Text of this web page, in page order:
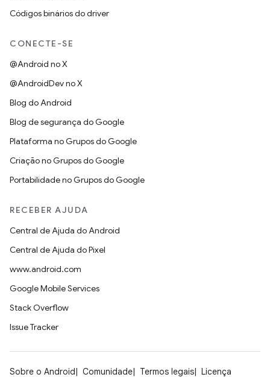
Códigos binários do driver
CONECTE-SE
@Android no X
@AndroidDev no X
Blog do Android
Blog de segurança do Google
Plataforma no Grupos do Google
Criação no Grupos do Google
Portabilidade no Grupos do Google
RECEBER AJUDA
Central de Ajuda do Android
Central de Ajuda do Pixel
www.android.com
Google Mobile Services
Stack Overflow
Issue Tracker
Sobre o Android Comunidade Termos legais Licença